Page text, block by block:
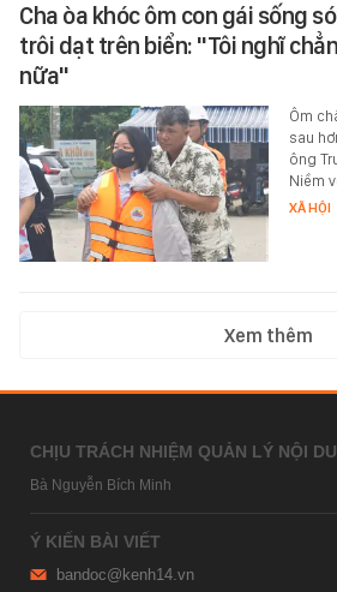
Cha òa khóc ôm con gái sống
trôi dạt trên biển: "Tôi nghĩ
nữa"
Ôm
sau
ông
Niềm
XÃ HỘI
Xem thêm
CHỊU TRÁCH NHIỆM QUẢN LÝ NỘI
Bà Nguyễn Bích Minh
Ý KIẾN BÀI VIẾT
bandoc@kenh14.vn